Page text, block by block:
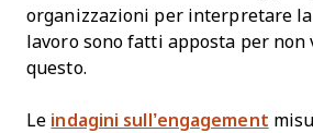
organizzazioni per interpretare
lavoro sono fatti apposta per non
questo.
Le indagini sull’engagement